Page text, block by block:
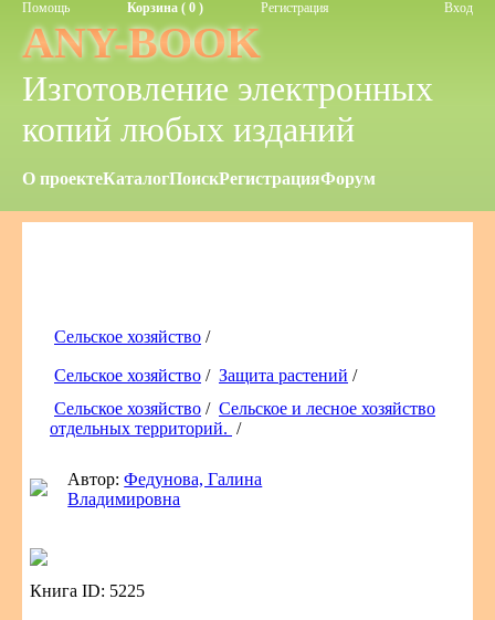
Помощь Корзина ( 0 ) Регистрация Вход
ANY-BOOK
Изготовление электронных
копий любых изданий
О проектеКаталогПоискРегистрацияФорум
Сельское хозяйство /
Сельское хозяйство / Защита растений /
Сельское хозяйство / Сельское и лесное хозяйство
отдельных территорий. /
Автор:Федунова, Галина
Владимировна
Книга ID: 5225